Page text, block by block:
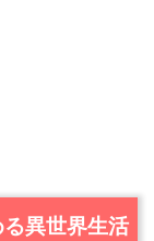
る異世界生活